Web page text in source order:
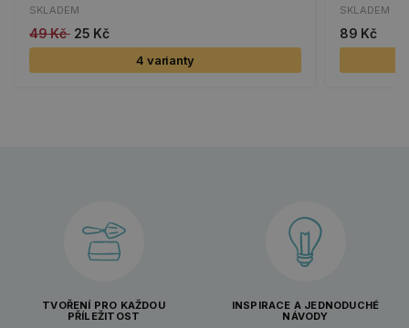
SKLADEM
49 Kč 25 Kč
4 varianty
SKLADEM
89 Kč
TVOŘENÍ PRO KAŽDOU
PŘÍLEŽITOST
INSPIRACE A JEDNODUCHÉ
NÁVODY